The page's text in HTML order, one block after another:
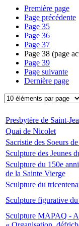
Première page
Page précédente
Page 35
Page 36
Page 37
Page 38 (page
Page 39
Page suivante
Dernière page
Presbytère de Saint-
Quai de Nicolet
Sacristie des Soeurs
Sculpture des Jeunes
Sculpture du 150e
de la Sainte Vierge
Sculpture du
Sculpture figurative
Sculpture MAPAQ -